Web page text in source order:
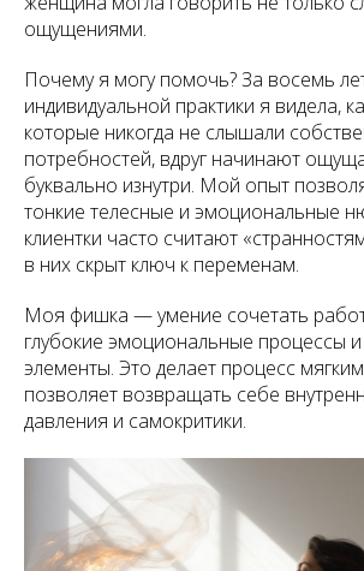
ощущениями.
Почему я могу помочь? За восемь
индивидуальной практики я видела,
которые никогда не слышали
потребностей, вдруг начинают
буквально изнутри. Мой опыт
тонкие телесные и эмоциональные
клиентки часто считают
в них скрыт ключ к переменам.
Моя фишка — умение сочетать
глубокие эмоциональные процессы
элементы. Это делает процесс
позволяет возвращать себе
давления и самокритики.